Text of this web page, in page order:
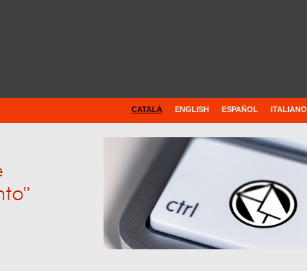
CATALÀ ENGLISH ESPAÑOL ITALIANO